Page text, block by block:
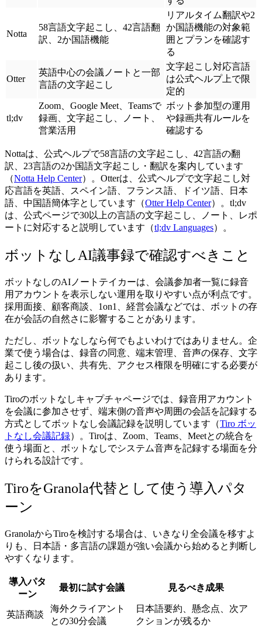
Notta
58言語文字起こし、42言語翻
訳、2か国語機能
リアルタイム翻訳や2
か国語機能の対象範
囲とプランを確認す
る
Otter
英語中心の会議ノートと一部
言語の文字起こし
文字起こし対応言語
は公式ヘルプ上で限
定的
tl;dv
Zoom、Google Meet、Teamsで
録画、文字起こし、ノート、
営業活用
ボット参加型の運用
や録画共有ルールを
確認する
Nottaは、公式ヘルプで58言語の文字起こし、42言語の翻
訳、23言語の2か国語文字起こし・翻訳を案内しています
（Notta Help Center）。Otterは、公式ヘルプで文字起こし対
応言語を英語、スペイン語、フランス語、ドイツ語、日本
語、中国語簡体字としています（Otter Help Center）。tl;dv
は、公式ページで30以上の言語の文字起こし、ノート、レポ
ートに対応すると説明しています（tl;dv Languages）。
ボットなしAI議事録で確認すべきこと
ボットなしのAIノートテイカーは、会議参加者一覧に録音
用アカウントを表示しない運用を取りやすい点が利点です。
採用面接、顧客商談、1on1、経営会議などでは、ボットの存
在が会話の自然さに影響することがあります。
ただし、ボットなしなら何でもよいわけではありません。企
業で使う場合は、録音の同意、端末管理、音声の保存、文字
起こし後の扱い、共有先、アクセス権限を明確にする必要が
あります。
Tiroのボットなしキャプチャページでは、録音用アカウント
を会議に参加させず、端末側の音声や周囲の会話を記録する
方式としてボットなし会議記録を説明しています（Tiro ボッ
トなし会議記録）。Tiroは、Zoom、Teams、Meetとの統合を
使う場面と、ボットなしでシステム音声を記録する場面を分
けられる設計です。
TiroをGranola代替として使う導入パタ
ーン
GranolaからTiroを検討する場合は、いきなり全会議を移すよ
りも、日本語・多言語の課題が強い会議から始めると判断し
やすくなります。
導入パタ
ーン
最初に試す会議 見るべき成果
英語商談
海外クライアント
との30分会議
日本語要約、懸念点、次ア
クションが残るか